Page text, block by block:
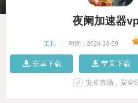
夜阑加速器
工具 时间：2024-10-09
安卓下载 苹果下载
安卓市场，安全